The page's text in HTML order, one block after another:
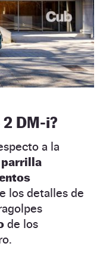
DM-i?
a la
parrilla
los detalles de
de los